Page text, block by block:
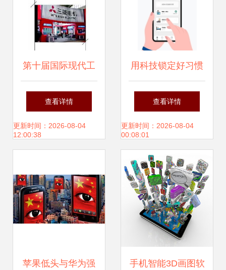
第十届国际现代工
厂过程自动化技术
与装备展览会领航
查看详情
更新时间：2026-08-04
12:00:38
用科技锁定好习惯
五款实用习惯养成
App深度评测
查看详情
更新时间：2026-08-04
00:08:01
苹果低头与华为强 手机智能3D画图软